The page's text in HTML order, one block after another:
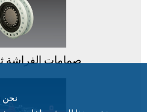
صمامات الفراشة
نحن